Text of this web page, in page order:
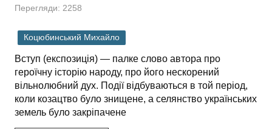
Перегляди: 2258
Коцюбинський Михайло
Вступ (експозиція) — палке слово автора про
героїчну історію народу, про його нескорений
вільнолюбний дух. Події відбуваються в той період,
коли козацтво було знищене, а селянство українських
земель було закріпачене